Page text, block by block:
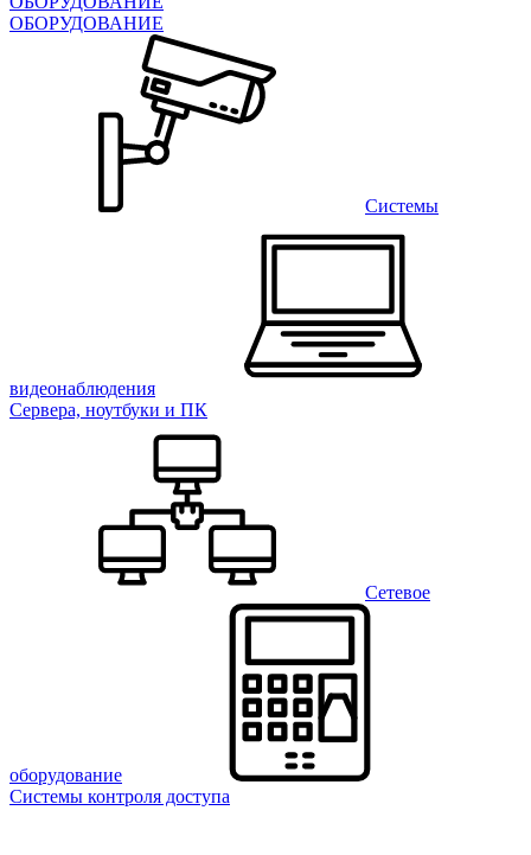
ОБОРУДОВАНИЕ
Системы
видеонаблюдения
Сервера, ноутбуки и ПК
Сетевое
оборудование
Системы контроля доступа